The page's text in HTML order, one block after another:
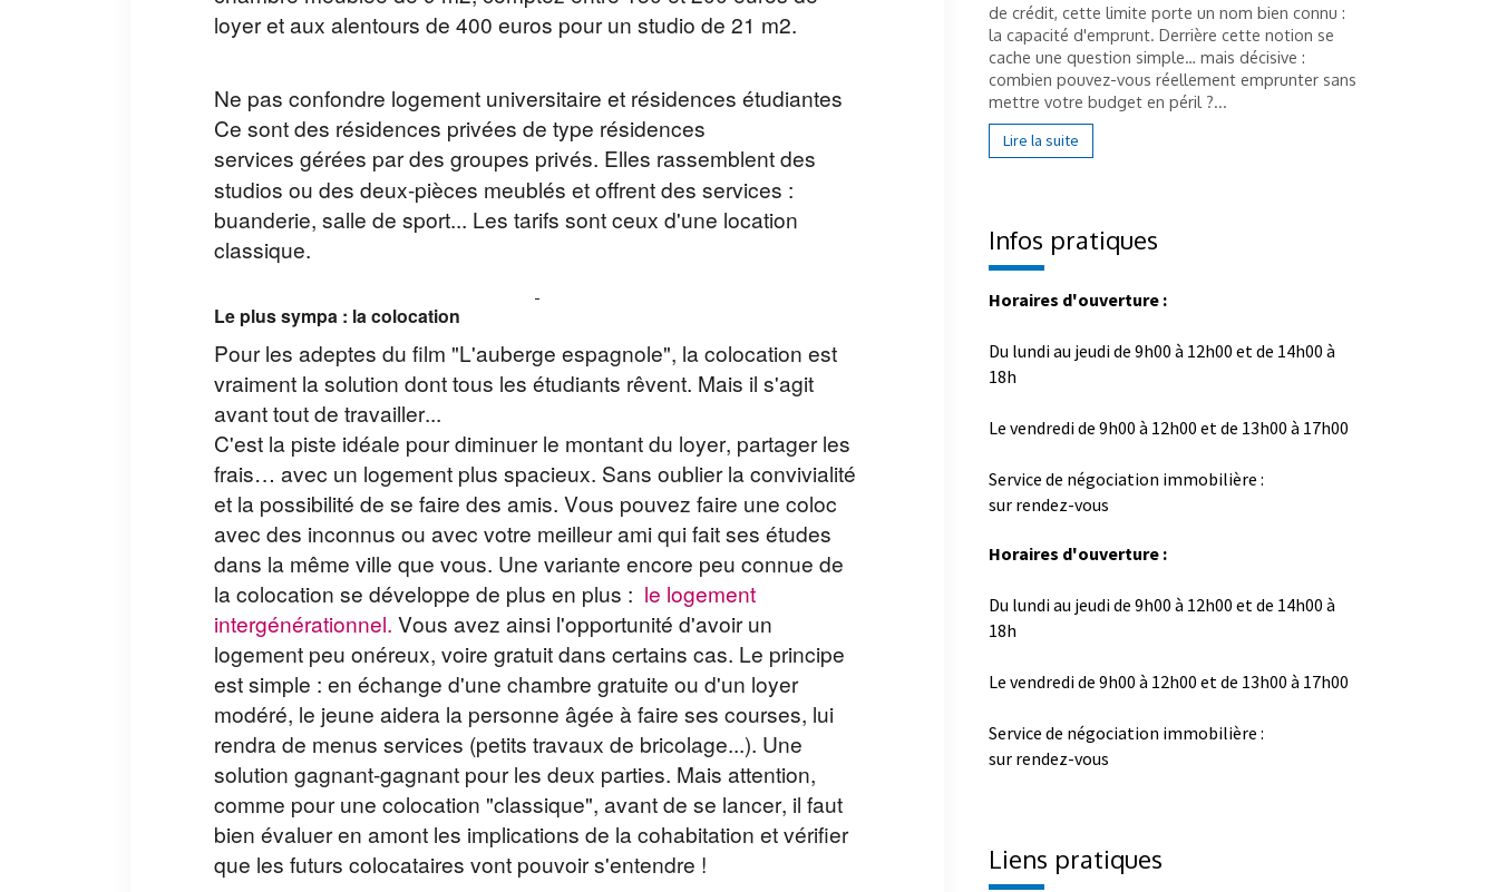
chambre meublée de 9 m2, comptez entre 150 et 200 euros de
loyer et aux alentours de 400 euros pour un studio de 21 m2.
Ne pas confondre logement universitaire et résidences étudiantes
Ce sont des résidences privées de type résidences
services gérées par des groupes privés. Elles rassemblent des
studios ou des deux-pièces meublés et offrent des services :
buanderie, salle de sport... Les tarifs sont ceux d'une location
classique.
Le plus sympa : la colocation
Pour les adeptes du film "L'auberge espagnole", la colocation est
vraiment la solution dont tous les étudiants rêvent. Mais il s'agit
avant tout de travailler...
C'est la piste idéale pour diminuer le montant du loyer, partager les
frais… avec un logement plus spacieux. Sans oublier la convivialité
et la possibilité de se faire des amis. Vous pouvez faire une coloc
avec des inconnus ou avec votre meilleur ami qui fait ses études
dans la même ville que vous. Une variante encore peu connue de
la colocation se développe de plus en plus : le logement
intergénérationnel. Vous avez ainsi l'opportunité d'avoir un
logement peu onéreux, voire gratuit dans certains cas. Le principe
est simple : en échange d'une chambre gratuite ou d'un loyer
modéré, le jeune aidera la personne âgée à faire ses courses, lui
rendra de menus services (petits travaux de bricolage...). Une
solution gagnant-gagnant pour les deux parties. Mais attention,
comme pour une colocation "classique", avant de se lancer, il faut
bien évaluer en amont les implications de la cohabitation et vérifier
que les futurs colocataires vont pouvoir s'entendre !
succession n'est pas encore réglée, une question
essentielle se pose rapidement : qui paie les frais
Lire la suite
d'anticiper. Stéphanie Swiklinski, diplômée
projet immobilier....
Lire la suite
de crédit, cette limite porte un nom bien connu :
la capacité d'emprunt. Derrière cette notion se
cache une question simple… mais décisive :
combien pouvez-vous réellement emprunter sans
mettre votre budget en péril ?...
Lire la suite
Infos pratiques
Horaires d'ouverture :
Du lundi au jeudi de 9h00 à 12h00 et de 14h00 à
18h
Le vendredi de 9h00 à 12h00 et de 13h00 à 17h00
Service de négociation immobilière :
sur rendez-vous
Horaires d'ouverture :
Du lundi au jeudi de 9h00 à 12h00 et de 14h00 à
18h
Le vendredi de 9h00 à 12h00 et de 13h00 à 17h00
Service de négociation immobilière :
sur rendez-vous
Liens pratiques